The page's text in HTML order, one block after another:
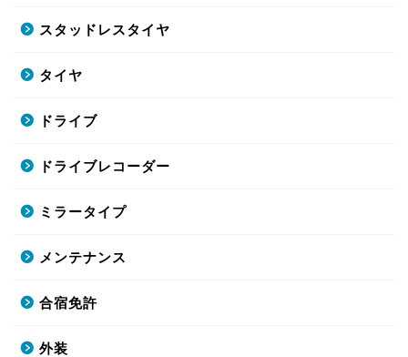
スタッドレスタイヤ
タイヤ
ドライブ
ドライブレコーダー
ミラータイプ
メンテナンス
合宿免許
外装